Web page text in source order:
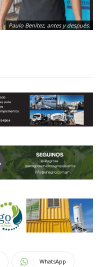
Paulo Benítez, antes y después.
WhatsApp